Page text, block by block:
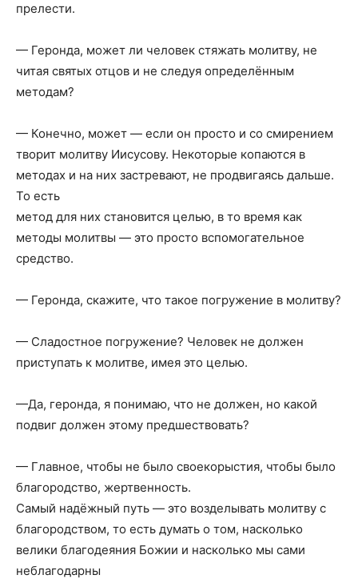
прелести.
— Геронда, может ли человек стяжать молитву, не
читая святых отцов и не следуя определённым
методам?
— Конечно, может — если он просто и со смирением
творит молитву Иисусову. Некоторые копаются в
методах и на них застревают, не продвигаясь дальше.
То есть
метод для них становится целью, в то время как
методы молитвы — это просто вспомогательное
средство.
— Геронда, скажите, что такое погружение в молитву?
— Сладостное погружение? Человек не должен
приступать к молитве, имея это целью.
—Да, геронда, я понимаю, что не должен, но какой
подвиг должен этому предшествовать?
— Главное, чтобы не было своекорыстия, чтобы было
благородство, жертвенность.
Самый надёжный путь — это возделывать молитву с
благородством, то есть думать о том, насколько
велики благодеяния Божии и насколько мы сами
неблагодарны